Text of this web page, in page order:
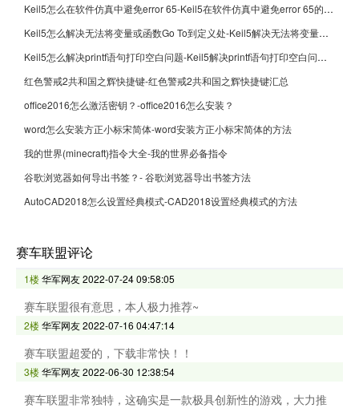
Keil5怎么在软件仿真中避免error 65-Keil5在软件仿真中避免error 65的方法
Keil5怎么解决无法将变量或函数Go To到定义处-Keil5解决无法将变量或函数Go To到定义处的方法
Keil5怎么解决printf语句打印空白问题-Keil5解决printf语句打印空白问题的方法
红色警戒2共和国之辉快捷键-红色警戒2共和国之辉快捷键汇总
office2016怎么激活密钥？-office2016怎么安装？
word怎么安装方正小标宋简体-word安装方正小标宋简体的方法
我的世界(minecraft)指令大全-我的世界必备指令
谷歌浏览器如何导出书签？- 谷歌浏览器导出书签方法
AutoCAD2018怎么设置经典模式-CAD2018设置经典模式的方法
赛车联盟评论
1楼华军网友2022-07-24 09:58:05
赛车联盟很有意思，本人极力推荐~
2楼华军网友2022-07-16 04:47:14
赛车联盟超爱的，下载非常快！！
3楼华军网友2022-06-30 12:38:54
赛车联盟非常独特，这确实是一款极具创新性的游戏，大力推